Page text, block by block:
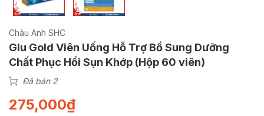
Châu Anh SHC
Glu Gold Viên Uống Hỗ Trợ Bổ Sung Dưỡng
Chất Phục Hồi Sụn Khớp (Hộp 60 viên)
Đã bán 2
275,000₫